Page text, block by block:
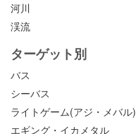
河川
渓流
ターゲット別
バス
シーバス
ライトゲーム(アジ・メバル)
エギング・イカメタル